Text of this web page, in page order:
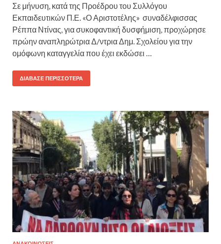
Σε μήνυση, κατά της Προέδρου του Συλλόγου
Εκπαιδευτικών Π.Ε. «Ο Αριστοτέλης» συναδέλφισσας
Ρέππα Ντίνας, για συκοφαντική δυσφήμιση, προχώρησε
πρώην αναπληρώτρια Δ/ντρια Δημ. Σχολείου για την
ομόφωνη καταγγελία που έχει εκδώσει …
ΔΙΆΒΑΣΕ ΠΕΡΙΣΣΌΤΕΡΑ